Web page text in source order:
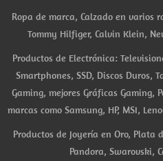
Ropa de marca, Calzado en varios
Tommy Hilfiger, Calvin Klein,
Productos de Electrónica:
Smartphones, SSD, Discos Duros,
Gaming, mejores Gráficas Gaming,
marcas como Samsung, HP, MSI,
Productos de Joyería en Oro, Plata
Pandora, Swarovski,